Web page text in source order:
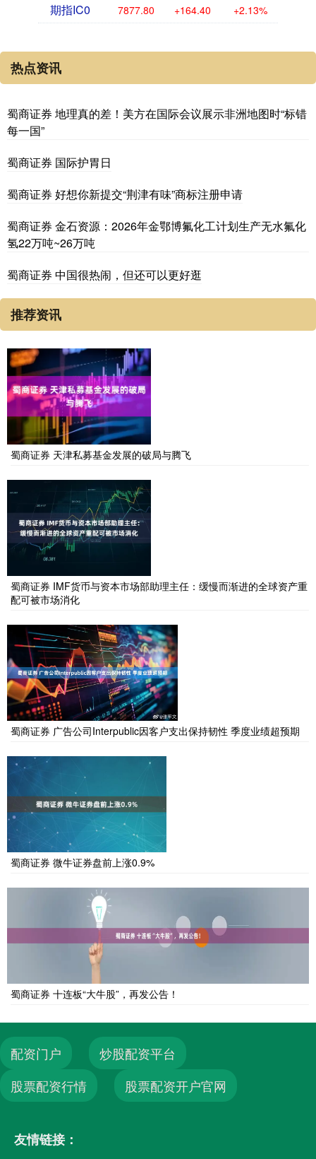
期指IC0 7877.80 +164.40 +2.13%
热点资讯
蜀商证券 地理真的差！美方在国际会议展示非洲地图时“标错
每一国”
蜀商证券 国际护胃日
蜀商证券 好想你新提交“荆津有味”商标注册申请
蜀商证券 金石资源：2026年金鄂博氟化工计划生产无水氟化
氢22万吨~26万吨
蜀商证券 中国很热闹，但还可以更好逛
推荐资讯
蜀商证券 天津私募基金发展的破局与腾飞
蜀商证券 IMF货币与资本市场部助理主任：缓慢而渐进的全球资产重
配可被市场消化
蜀商证券 广告公司Interpublic因客户支出保持韧性 季度业绩超预期
蜀商证券 微牛证券盘前上涨0.9%
蜀商证券 十连板“大牛股”，再发公告！
配资门户
炒股配资平台
股票配资行情
股票配资开户官网
友情链接：